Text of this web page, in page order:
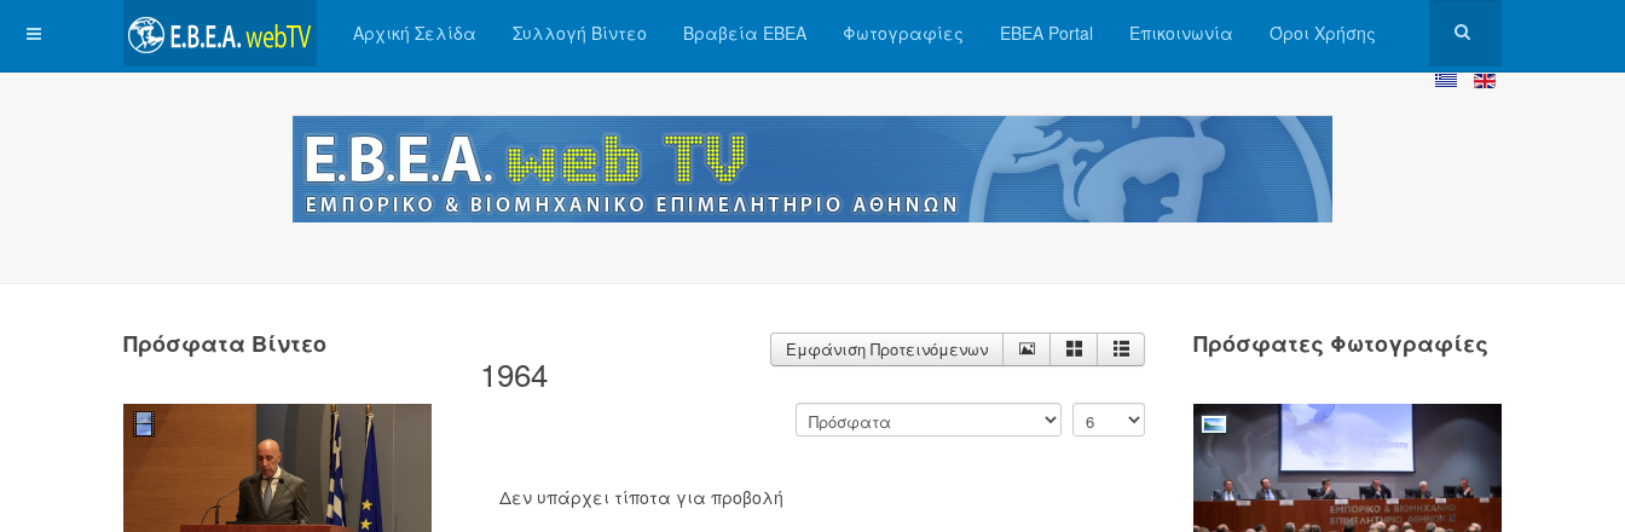
Αρχική Σελίδα Συλλογή Βίντεο Βραβεία ΕΒΕΑ Φωτογραφίες ΕΒΕΑ Portal Επικοινωνία Όροι Χρήσης
1964
Εμφάνιση Προτεινόμενων
Δεν υπάρχει τίποτα για προβολή
Πρόσφατα Βίντεο Πρόσφατες Φωτογραφίες